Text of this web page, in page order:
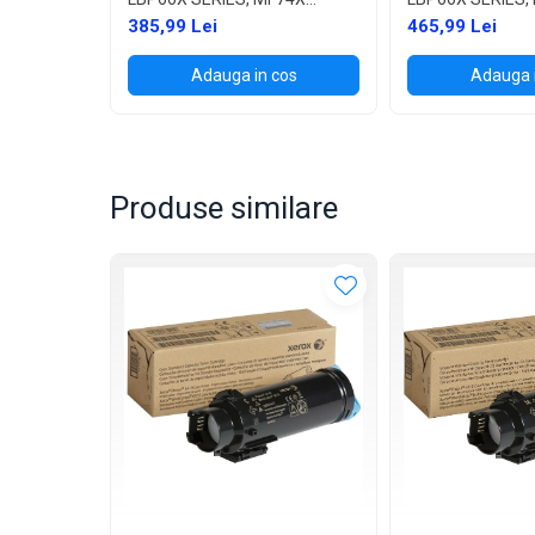
SERIES (2.300 PAGES)
385,99 Lei
Adauga in cos
SERIES (2.100
465,99 Lei
Adauga
Produse similare